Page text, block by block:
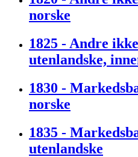
norske
1825 - Andre
utenlandske,
1830 -
norske
1835 -
utenlandske